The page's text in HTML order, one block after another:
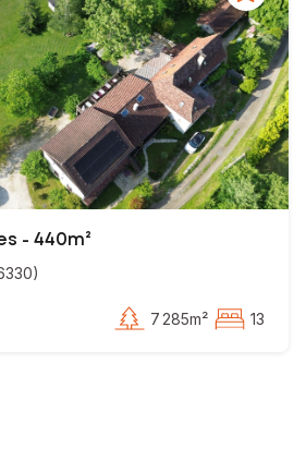
- 440m²
)
7 285m² 13